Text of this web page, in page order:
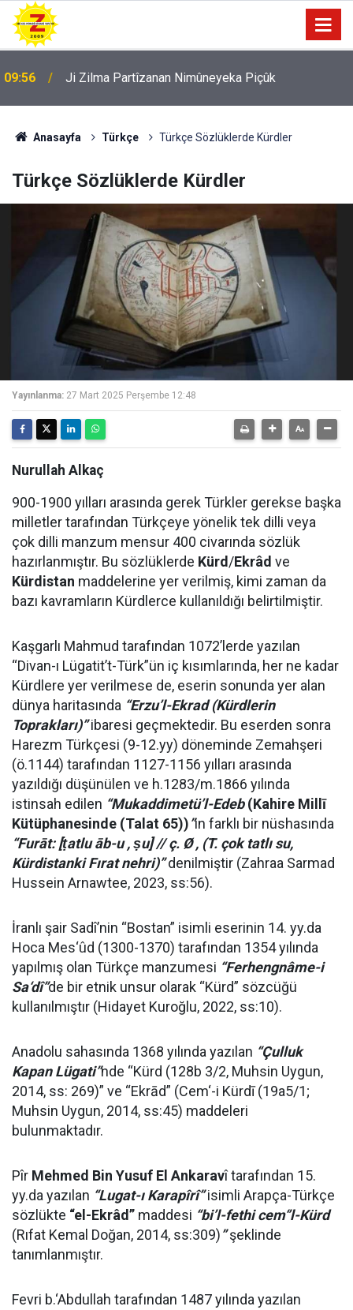
09:56 Ji Zilma Partîzanan Nimûneyeka Piçûk
Anasayfa Türkçe Türkçe Sözlüklerde Kürdler
Türkçe Sözlüklerde Kürdler
Yayınlanma: 27 Mart 2025 Perşembe 12:48
Nurullah Alkaç
900-1900 yılları arasında gerek Türkler gerekse başka
milletler tarafından Türkçeye yönelik tek dilli veya
çok dilli manzum mensur 400 civarında sözlük
hazırlanmıştır. Bu sözlüklerde Kürd /Ekrâd ve
Kürdistan maddelerine yer verilmiş, kimi zaman da
bazı kavramların Kürdlerce kullanıldığı belirtilmiştir.
Kaşgarlı Mahmud tarafından 1072’lerde yazılan
“Divan-ı Lügatit’t-Türk”ün iç kısımlarında, her ne kadar
Kürdlere yer verilmese de, eserin sonunda yer alan
dünya haritasında “Erzu’l-Ekrad (Kürdlerin
Toprakları)”ibaresi geçmektedir. Bu eserden sonra
Harezm Türkçesi (9-12.yy) döneminde Zemahşeri
(ö.1144) tarafından 1127-1156 yılları arasında
yazıldığı düşünülen ve h.1283/m.1866 yılında
istinsah edilen “Mukaddimetü’l-Edeb(Kahire Millī
Kütüphanesinde (Talat 65))”in farklı bir nüshasında
“Furāt: [ṭatlu āb-u , ṣu] // ç. Ø , (T. çok tatlı su,
Kürdistanki Fırat nehri)”denilmiştir (Zahraa Sarmad
Hussein Arnawtee, 2023, ss:56).
İranlı şair Sadî’nin “Bostan” isimli eserinin 14. yy.da
Hoca Mes‘ûd (1300-1370) tarafından 1354 yılında
yapılmış olan Türkçe manzumesi “Ferhengnâme-i
Sa‘dî”de bir etnik unsur olarak “Kürd” sözcüğü
kullanılmıştır (Hidayet Kuroğlu, 2022, ss:10).
Anadolu sahasında 1368 yılında yazılan “Çulluk
Kapan Lügati”nde “Kürd (128b 3/2, Muhsin Uygun,
2014, ss: 269)” ve “Ekrād” (Cem‘-i Kürdī (19a5/1;
Muhsin Uygun, 2014, ss:45) maddeleri
bulunmaktadır.
Pîr Mehmed Bin Yusuf El Ankaravî tarafından 15.
yy.da yazılan “Lugat-ı Karapîrî”isimli Arapça-Türkçe
sözlükte “el-Ekrâd” maddesi “bi’l-fethi cem‘’l-Kürd
(Rıfat Kemal Doğan, 2014, ss:309)”şeklinde
tanımlanmıştır.
Fevri b.‘Abdullah tarafından 1487 yılında yazılan